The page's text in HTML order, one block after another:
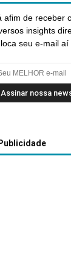
afim de receber
insights
seu e-mail aí
Publicidade